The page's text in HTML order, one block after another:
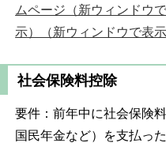
ムページ（新ウィンドウ
示）（新ウィンドウで表示
社会保険料控除
要件：前年中に社会保険
国民年金など）を支払っ